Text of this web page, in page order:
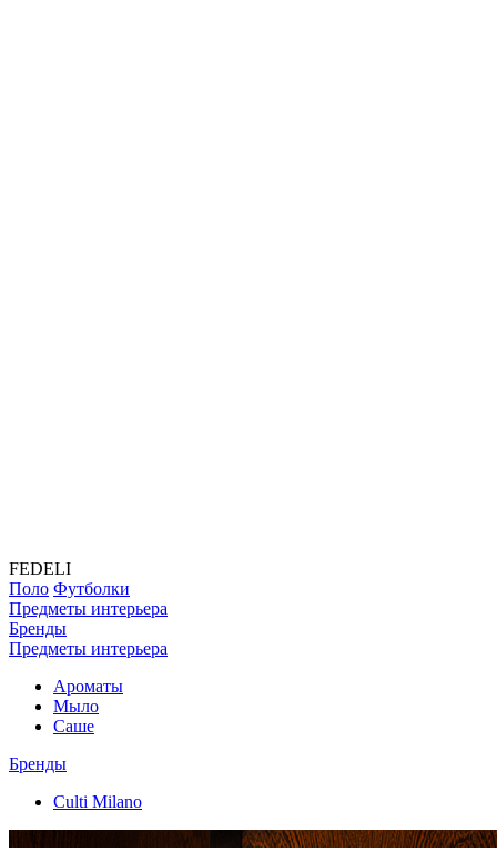
FEDELI
Поло Футболки
Предметы интерьера
Бренды
Предметы интерьера
Ароматы
Мыло
Саше
Бренды
Culti Milano